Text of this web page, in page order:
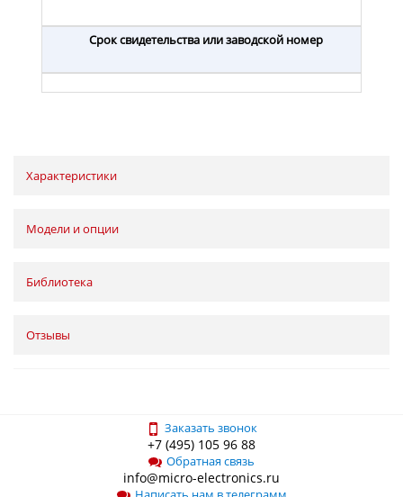
Срок свидетельства или заводской номер
Характеристики
Модели и опции
Библиотека
Отзывы
Заказать звонок
+7 (495) 105 96 88
Обратная связь
info@micro-electronics.ru